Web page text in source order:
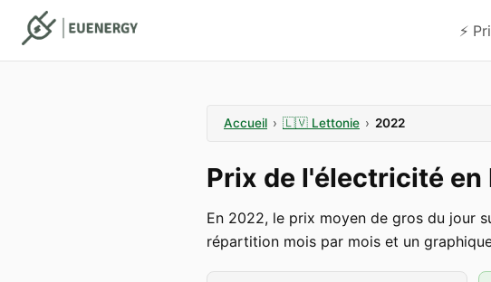
⚡️
Accueil › 🇱🇻 Lettonie › 2022
Prix de l'électricité
En 2022, le prix moyen de gros du jour
répartition mois par mois et un